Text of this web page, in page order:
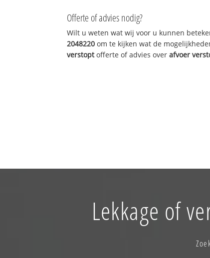
Offerte of advies nodig?
Wilt u weten wat wij voor u kunnen
2048220 om te kijken wat de
verstoptofferte of advies overafvoer
Lekkage of